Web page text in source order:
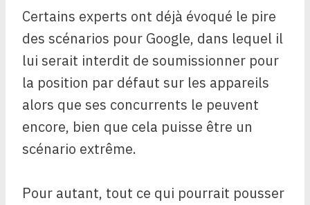
Certains experts ont déjà évoqué le pire
des scénarios pour Google, dans lequel il
lui serait interdit de soumissionner pour
la position par défaut sur les appareils
alors que ses concurrents le peuvent
encore, bien que cela puisse être un
scénario extrême.
Pour autant, tout ce qui pourrait pousser